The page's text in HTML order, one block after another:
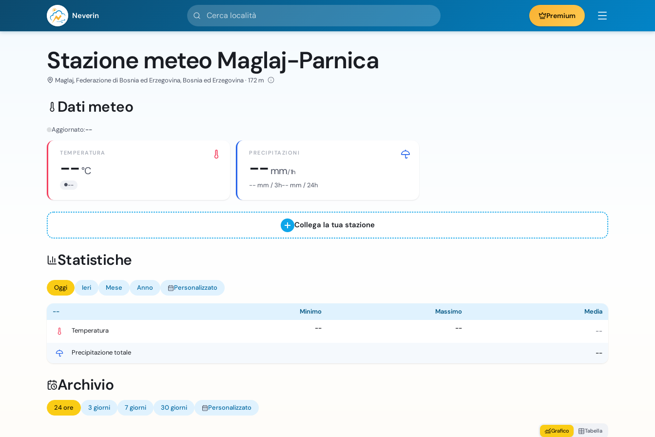
Neverin
Cerca località
Premium
Stazione meteo Maglaj-Parnica
Maglaj, Federazione di Bosnia ed Erzegovina, Bosnia ed Erzegovina · 172 m
Dati meteo
Aggiornato:--
TEMPERATURA
--°C
--
PRECIPITAZIONI
-- mm/ 1h
-- mm / 3h-- mm / 24h
Collega la tua stazione
Statistiche
Oggi Ieri Mese Anno Personalizzato
-- Minimo Massimo Media
Temperatura -- -- --
Precipitazione totale --
Archivio
24 ore 3 giorni 7 giorni 30 giorni Personalizzato
Grafico Tabella